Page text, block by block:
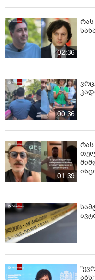
02:36
რას
00:36
01:39
რას